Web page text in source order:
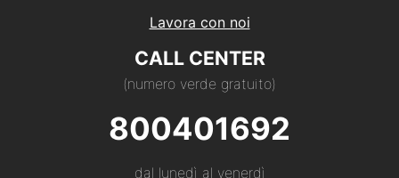
Lavora con noi
CALL CENTER
(numero verde gratuito)
800401692
dal lunedì al venerdì